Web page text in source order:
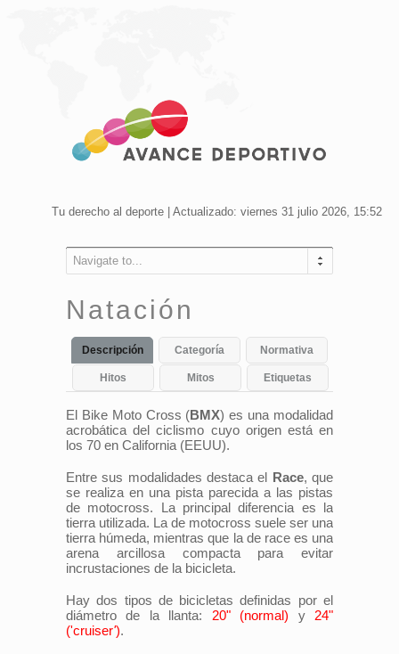
Tu derecho al deporte | Actualizado: viernes 31 julio 2026, 15:52
Navigate to...
Natación
Descripción Categoría Normativa
Hitos Mitos Etiquetas
El Bike Moto Cross (BMX) es una modalidad
acrobática del ciclismo cuyo origen está en
los 70 en California (EEUU).
Entre sus modalidades destaca el Race, que
se realiza en una pista parecida a las pistas
de motocross. La principal diferencia es la
tierra utilizada. La de motocross suele ser una
tierra húmeda, mientras que la de race es una
arena arcillosa compacta para evitar
incrustaciones de la bicicleta.
Hay dos tipos de bicicletas definidas por el
diámetro de la llanta: 20" (normal) y 24"
('cruiser').